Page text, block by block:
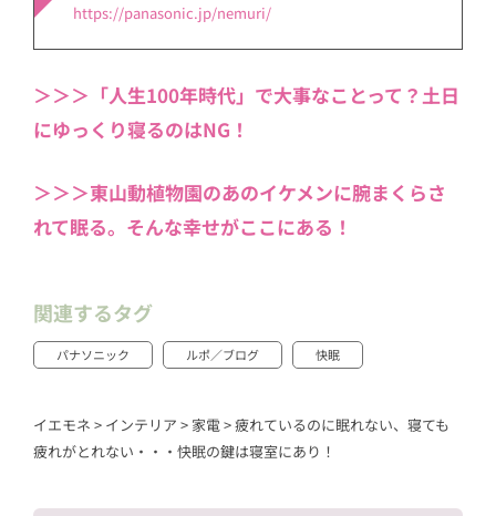
https://panasonic.jp/nemuri/
＞＞＞「人生100年時代」で大事なことって？土日
にゆっくり寝るのはNG！
＞＞＞東山動植物園のあのイケメンに腕まくらさ
れて眠る。そんな幸せがここにある！
関連するタグ
パナソニック ルポ／ブログ 快眠
イエモネ > インテリア > 家電>疲れているのに眠れない、寝ても
疲れがとれない・・・快眠の鍵は寝室にあり！